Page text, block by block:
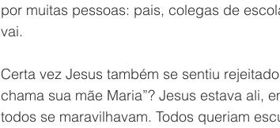
por muitas pessoas: pais, colegas de
vai.
Certa vez Jesus também se sentiu
chama sua mãe Maria”? Jesus estava ali,
todos se maravilhavam. Todos queriam